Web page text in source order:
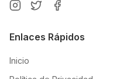
Enlaces Rápidos
Inicio